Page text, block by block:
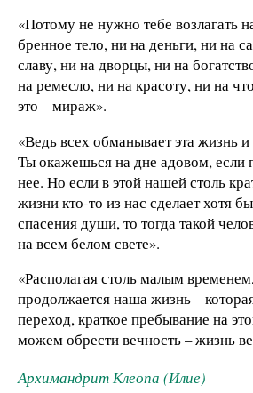
«Потому не нужно тебе возлагать
бренное тело, ни на деньги, ни на
славу, ни на дворцы, ни на
на ремесло, ни на красоту, ни на
это – мираж».
«Ведь всех обманывает эта жизнь
Ты окажешься на дне адовом, если
нее. Но если в этой нашей столь
жизни кто-то из нас сделает хотя
спасения души, то тогда такой
на всем белом свете».
«Располагая столь малым
продолжается наша жизнь –
переход, краткое пребывание на
можем обрести вечность – жизнь
Архимандрит Клеопа (Илие)